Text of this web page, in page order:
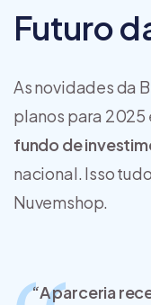
Futuro
As novidades da
planos para 2025
fundo de
nacional. Isso
Nuvemshop.
“A parceria